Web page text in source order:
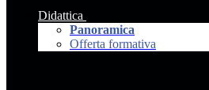
Didattica
Panoramica
Offerta formativa